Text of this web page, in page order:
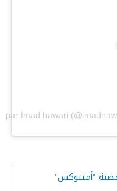
par İmad hawari
”أمينوكس”